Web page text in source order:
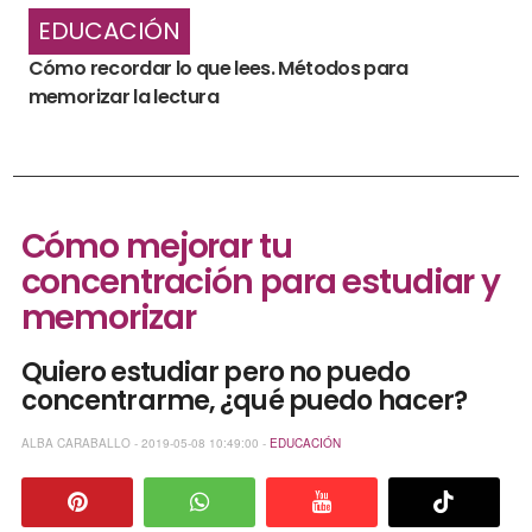
EDUCACIÓN
Cómo recordar lo que lees. Métodos para
memorizar la lectura
Cómo mejorar tu
concentración para estudiar y
memorizar
Quiero estudiar pero no puedo
concentrarme, ¿qué puedo hacer?
ALBA CARABALLO - 2019-05-08 10:49:00 - EDUCACIÓN